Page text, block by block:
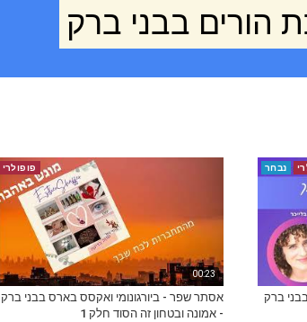
הורים בבני ברק
נבחר
ברק
00:23
פופולרי
אסתר שפר - ביורגונומי ואקסס בארס בבני ברק
- אמונה ובטחון זה הסוד חלק 1